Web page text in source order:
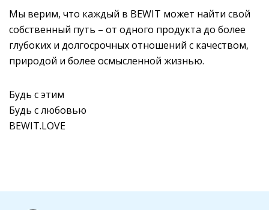
Мы верим, что каждый в BEWIT может найти свой
собственный путь – от одного продукта до более
глубоких и долгосрочных отношений с качеством,
природой и более осмысленной жизнью.
Будь с этим
Будь с любовью
BEWIT.LOVE